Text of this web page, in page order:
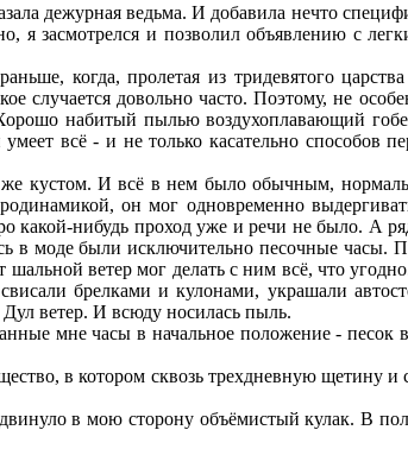
дежурная ведьма. И добавила нечто
я засмотрелся и позволил объявлению с
когда, пролетая из тридевятого
случается довольно часто. Поэтому, не
набитый пылью воздухоплавающий
умеет всё - и не только касательно
И всё в нем было обычным,
он мог одновременно
какой-нибудь проход уже и речи не было. А
в моде были исключительно песочные
ветер мог делать с ним всё, что
брелками и кулонами, украшали
ветер. И всюду носилась пыль.
мне часы в начальное положение - песок
в котором сквозь трехдневную щетину и
в мою сторону объёмистый кулак. В